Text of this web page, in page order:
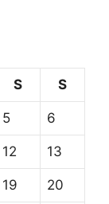
S S
5 6
12 13
19 20